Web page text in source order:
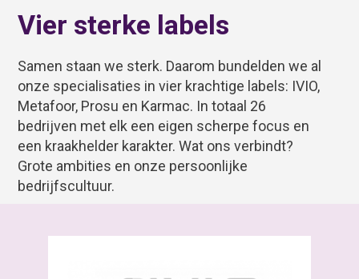
Vier sterke labels
Samen staan we sterk. Daarom bundelden we al
onze specialisaties in vier krachtige labels: IVIO,
Metafoor, Prosu en Karmac. In totaal 26
bedrijven met elk een eigen scherpe focus en
een kraakhelder karakter. Wat ons verbindt?
Grote ambities en onze persoonlijke
bedrijfscultuur.